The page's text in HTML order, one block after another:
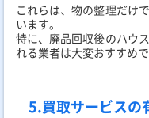
これらは、物の整理だけ
います。
特に、廃品回収後のハウ
れる業者は大変おすすめで
5.買取サービスの